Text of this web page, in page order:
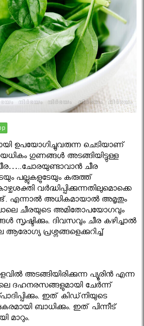
ഉപയോഗിച്ചുവരുന്ന ചെടിയാണ്‌
ഗുണങ്ങൾ അടങ്ങിയിട്ടുള്ള
ചീര
പല്ലുകളുടേയും കരുത്ത്
വര്‍ദ്ധിപ്പിക്കുന്നതിലുമൊക്കെ
എന്നാല്‍ അധികമായാല്‍ അമൃതും
ചീരയുടെ അമിതോപയോഗവും
സൃഷ്ടിക്കും. ദിവസവും ചീര കഴിച്ചാല്‍
ആരോഗ്യ പ്രശ്നങ്ങളെക്കുറിച്ച്
അടങ്ങിയിരിക്കുന്ന പ്യൂരിന്‍ എന്ന
ദഹനരസങ്ങളുമായി ചേര്‍ന്ന്
ഇത് കിഡ്‌നിയുടെ
ബാധിക്കും. ഇത് പിന്നീട്
മാറും.